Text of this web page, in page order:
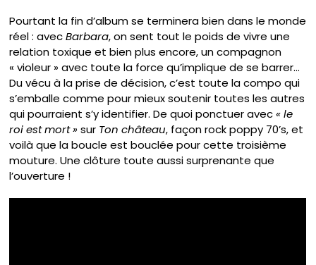
Pourtant la fin d’album se terminera bien dans le monde
réel : avecBarbara, on sent tout le poids de vivre une
relation toxique et bien plus encore, un compagnon
« violeur » avec toute la force qu’implique de se barrer…
Du vécu à la prise de décision, c’est toute la compo qui
s’emballe comme pour mieux soutenir toutes les autres
qui pourraient s’y identifier. De quoi ponctuer avec« le
roi est mort »sur Ton château, façon rock poppy 70’s, et
voilà que la boucle est bouclée pour cette troisième
mouture. Une clôture toute aussi surprenante que
l’ouverture !